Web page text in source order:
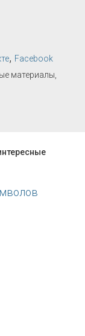
, Facebook
материалы,